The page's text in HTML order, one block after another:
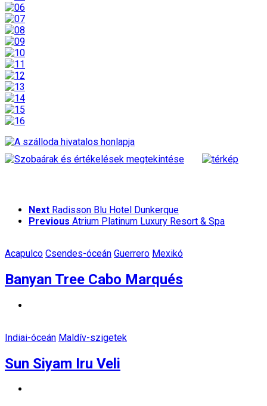
Next Radisson Blu Hotel Dunkerque
Previous Atrium Platinum Luxury Resort & Spa
Acapulco Csendes-óceán Guerrero Mexikó
Banyan Tree Cabo Marqués
Indiai-óceán Maldív-szigetek
Sun Siyam Iru Veli